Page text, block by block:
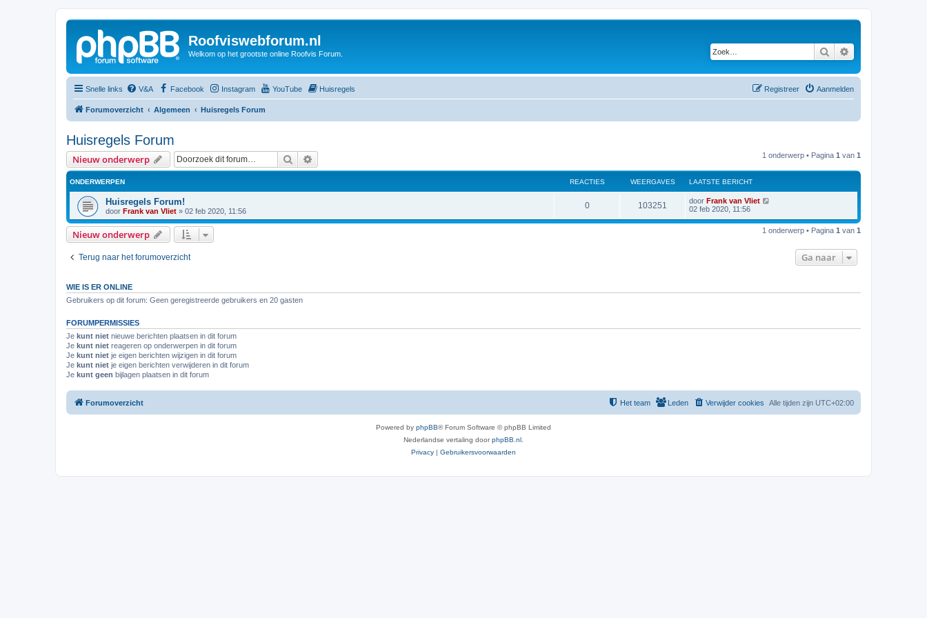
Roofviswebforum.nl
Welkom op het grootste online Roofvis Forum. Zoek
Snelle links V&A Facebook Instagram YouTube Huisregels Aanmelden
Registreer
Forumoverzicht Algemeen Huisregels Forum
Huisregels Forum
Nieuw onderwerp Zoek 1 onderwerp • Pagina 1 van 1
ONDERWERPEN REACTIES WEERGAVES LAATSTE BERICHT
Huisregels Forum!
door Frank van Vliet » 02 feb 2020, 11:56
0 103251 door Frank van Vliet
02 feb 2020, 11:56
Nieuw onderwerp 1 onderwerp • Pagina 1 van 1
Terug naar het forumoverzicht Ga naar
WIE IS ER ONLINE
Gebruikers op dit forum: Geen geregistreerde gebruikers en 20 gasten
FORUMPERMISSIES
Je kunt niet nieuwe berichten plaatsen in dit forum
Je kunt niet reageren op onderwerpen in dit forum
Je kunt niet je eigen berichten wijzigen in dit forum
Je kunt niet je eigen berichten verwijderen in dit forum
Je kunt geen bijlagen plaatsen in dit forum
Forumoverzicht Alle tijden zijn UTC+02:00
Verwijder cookies
Leden
Het team
Powered by phpBB® Forum Software © phpBB Limited
Nederlandse vertaling doorphpBB.nl
Privacy | Gebruikersvoorwaarden